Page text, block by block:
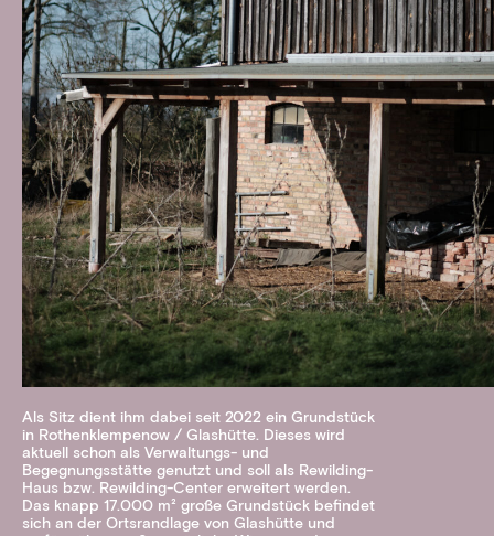
Als Sitz dient ihm dabei seit 2022 ein Grundstück
in Rothenklempenow / Glashütte. Dieses wird
aktuell schon als Verwaltungs- und
Begegnungsstätte genutzt und soll als Rewilding-
Haus bzw. Rewilding-Center erweitert werden.
Das knapp 17.000 m² große Grundstück befindet
sich an der Ortsrandlage von Glashütte und